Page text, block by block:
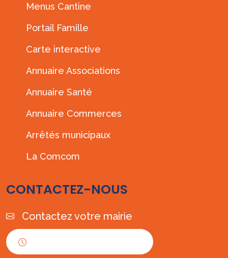
Menus Cantine
Portail Famille
Carte interactive
Annuaire Associations
Annuaire Santé
Annuaire Commerces
Arrêtés municipaux
La Comcom
CONTACTEZ-NOUS
Contactez votre mairie